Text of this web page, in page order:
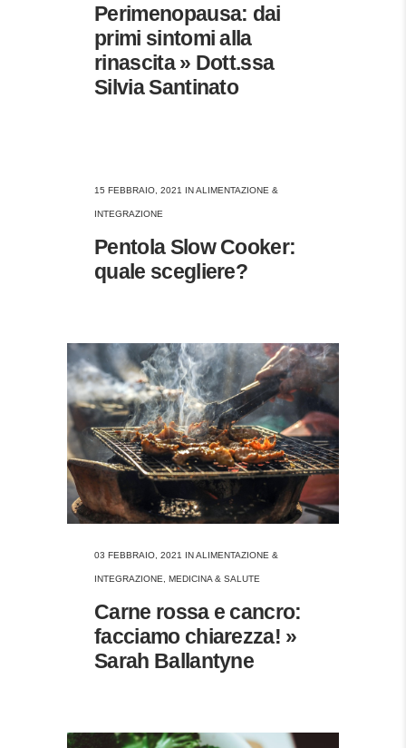
Perimenopausa: dai
primi sintomi alla
rinascita » Dott.ssa
Silvia Santinato
15 FEBBRAIO, 2021 INALIMENTAZIONE &
INTEGRAZIONE
Pentola Slow Cooker:
quale scegliere?
03 FEBBRAIO, 2021 IN ALIMENTAZIONE &
INTEGRAZIONE, MEDICINA & SALUTE
Carne rossa e cancro:
facciamo chiarezza! »
Sarah Ballantyne